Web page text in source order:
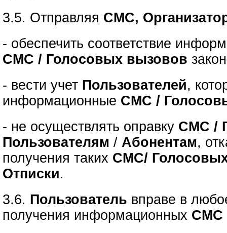
3.5. Отправляя СМС,
- обеспечить соответствие
СМС / Голосовых вызовов
- вести учет Пользователей,
информационные СМС /
- не осуществлять оправку СМС /
Пользователям /Абонентам,
получения таких СМС/
Отписки.
3.6. Пользователь вправе в
получения информационных СМС